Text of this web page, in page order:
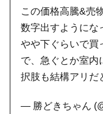
この価格高騰&売
数字出すようにな
やや下ぐらいで買
で、急ぐとか室内
択肢も結構アリだ
— 勝どきちゃん